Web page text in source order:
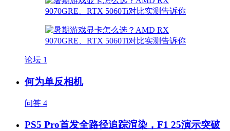
论坛 1
何为单反相机
问答 4
PS5 Pro首发全路径追踪渲染，F1 25演示突破